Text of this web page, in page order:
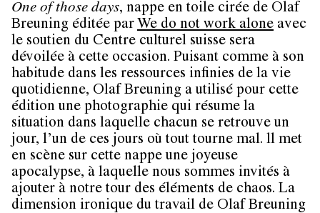
One of those days, nappe en toile cirée de Olaf
Breuning éditée par We do not work alone avec
le soutien du Centre culturel suisse sera
dévoilée à cette occasion. Puisant comme à son
habitude dans les ressources infinies de la vie
quotidienne, Olaf Breuning a utilisé pour cette
édition une photographie qui résume la
situation dans laquelle chacun se retrouve un
jour, l’un de ces jours où tout tourne mal. ll met
en scène sur cette nappe une joyeuse
apocalypse, à laquelle nous sommes invités à
ajouter à notre tour des éléments de chaos. La
dimension ironique du travail de Olaf Breuning